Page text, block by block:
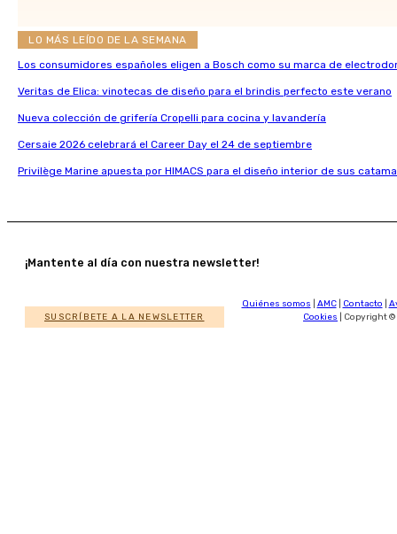
LO MÁS LEÍDO DE LA SEMANA
Los consumidores españoles eligen a Bosch como su marca de
Veritas de Elica: vinotecas de diseño para el brindis perfecto este verano
Nueva colección de grifería Cropelli para cocina y lavandería
Cersaie 2026 celebrará el Career Day el 24 de septiembre
Privilège Marine apuesta por HIMACS para el diseño interior de sus
¡Mantente al día con nuestra newsletter!
SUSCRÍBETE A LA NEWSLETTER
Quiénes somos AMC| Contacto
Cookies | Copyright